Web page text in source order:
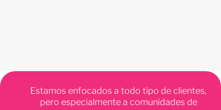
Estamos enfocados a todo tipo de clientes,
pero especialmente a comunidades de